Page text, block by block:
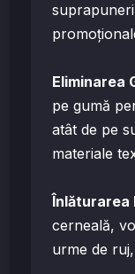
Eliminarea
pe gumă
atât de pe
materiale
Înlăturarea
cerneală,
urme de